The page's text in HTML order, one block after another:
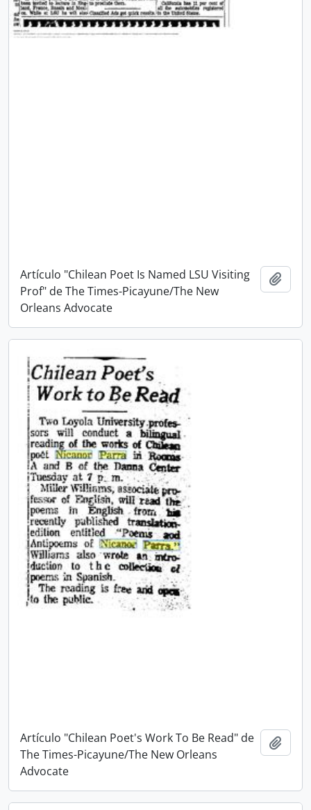
Artículo "Chilean Poet Is Named LSU Visiting
Prof" de The Times-Picayune/The New
Orleans Advocate
Artículo "Chilean Poet's Work To Be Read" de
The Times-Picayune/The New Orleans
Advocate